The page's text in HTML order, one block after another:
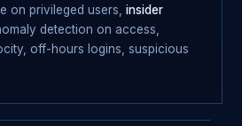
on privileged users, insider
detection on access,
off-hours logins, suspicious